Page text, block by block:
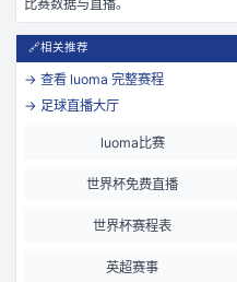
比赛数据与直播。
🔗相关推荐
→ 查看 luoma 完整赛程
→ 足球直播大厅
luoma比赛
世界杯免费直播
世界杯赛程表
英超赛事